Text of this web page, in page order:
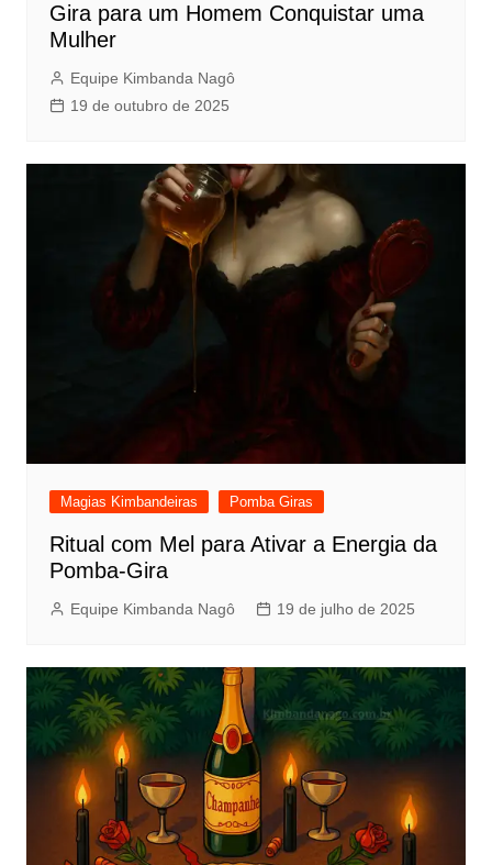
Gira para um Homem Conquistar uma
Mulher
Equipe Kimbanda Nagô
19 de outubro de 2025
Magias Kimbandeiras Pomba Giras
Ritual com Mel para Ativar a Energia da
Pomba-Gira
Equipe Kimbanda Nagô 19 de julho de 2025